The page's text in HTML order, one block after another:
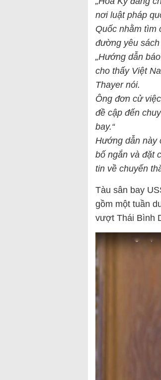
nơi luật pháp
Quốc nhằm tìm
đường yêu
„Hướng dẫn
cho thấy Việt
Thayer nói.
Ông đơn cử
đề cập đến
bay.“
Hướng dẫn này
bố ngắn và đặt
tin về chuyến
Tàu sân bay
gồm một tuần
vượt Thái Bình